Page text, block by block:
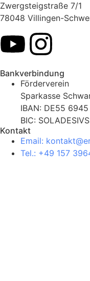
Zwergsteigstraße 7/1
78048 Villingen-
Bankverbindung
Förderverein
Sparkasse
IBAN: DE55
BIC:
Kontakt
Email:
Tel.: +49 157